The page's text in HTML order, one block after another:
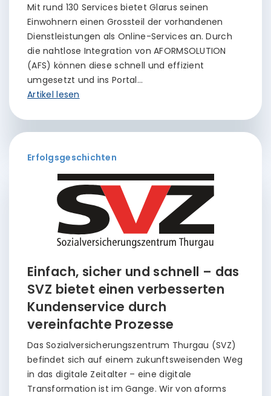
Mit rund 130 Services bietet Glarus seinen
Einwohnern einen Grossteil der vorhandenen
Dienstleistungen als Online-Services an. Durch
die nahtlose Integration von AFORMSOLUTION
(AFS) können diese schnell und effizient
umgesetzt und ins Portal…
Artikel lesen
Erfolgsgeschichten
Einfach, sicher und schnell – das
SVZ bietet einen verbesserten
Kundenservice durch
vereinfachte Prozesse
Das Sozialversicherungszentrum Thurgau (SVZ)
befindet sich auf einem zukunftsweisenden Weg
in das digitale Zeitalter – eine digitale
Transformation ist im Gange. Wir von aforms